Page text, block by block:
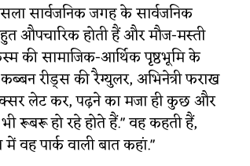
सार्वजनिक जगह के सार्वजनिक
औपचारिक होती हैं और मौज-मस्ती
की सामाजिक-आर्थिक पृष्ठभूमि के
रीड्स की रैग्युलर, अभिनेत्री फराख
लेट कर, पढ़ने का मजा ही कुछ और
रूबरू हो रहे होते हैं." वह कहती हैं,
वह पार्क वाली बात कहां."